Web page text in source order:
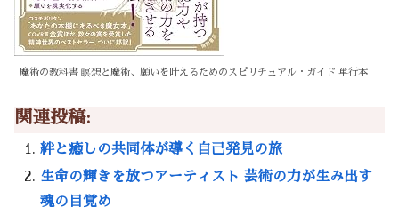
魔術の教科書 瞑想と魔術、願いを叶えるためのスピリチュアル・ガイド 単行本
関連投稿:
絆と癒しの共同体が導く自己発見の旅
生命の輝きを放つアーティスト 芸術の力が生み出す
魂の目覚め